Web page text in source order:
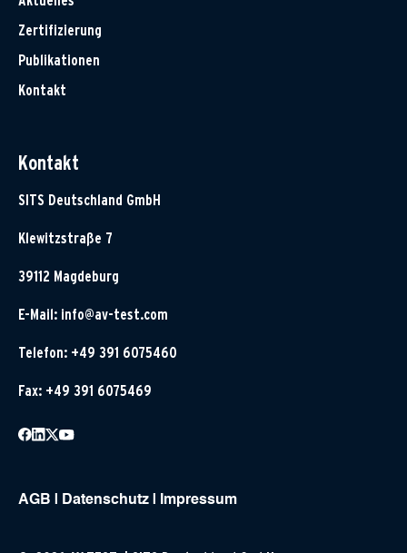
Zertifizierung
Publikationen
Kontakt
Kontakt
SITS Deutschland GmbH
Klewitzstraße 7
39112 Magdeburg
E-Mail: info@av-test.com
Telefon: +49 391 6075460
Fax: +49 391 6075469
AGB Datenschutz Impressum